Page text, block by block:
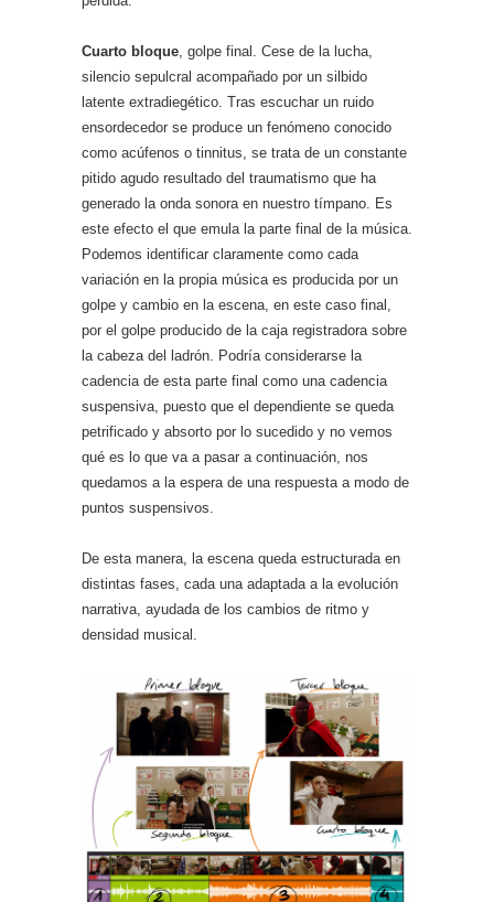
Cuarto bloque, golpe final. Cese de la lucha,
silencio sepulcral acompañado por un silbido
latente extradiegético. Tras escuchar un ruido
ensordecedor se produce un fenómeno conocido
como acúfenos o tinnitus, se trata de un constante
pitido agudo resultado del traumatismo que ha
generado la onda sonora en nuestro tímpano. Es
este efecto el que emula la parte final de la música.
Podemos identificar claramente como cada
variación en la propia música es producida por un
golpe y cambio en la escena, en este caso final,
por el golpe producido de la caja registradora sobre
la cabeza del ladrón. Podría considerarse la
cadencia de esta parte final como una cadencia
suspensiva, puesto que el dependiente se queda
petrificado y absorto por lo sucedido y no vemos
qué es lo que va a pasar a continuación, nos
quedamos a la espera de una respuesta a modo de
puntos suspensivos.
De esta manera, la escena queda estructurada en
distintas fases, cada una adaptada a la evolución
narrativa, ayudada de los cambios de ritmo y
densidad musical.